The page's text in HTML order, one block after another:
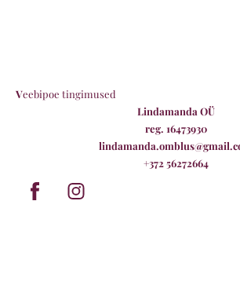
Veebipoe tingimused
Lindamanda OÜ
reg. 16473930
+372 56272664